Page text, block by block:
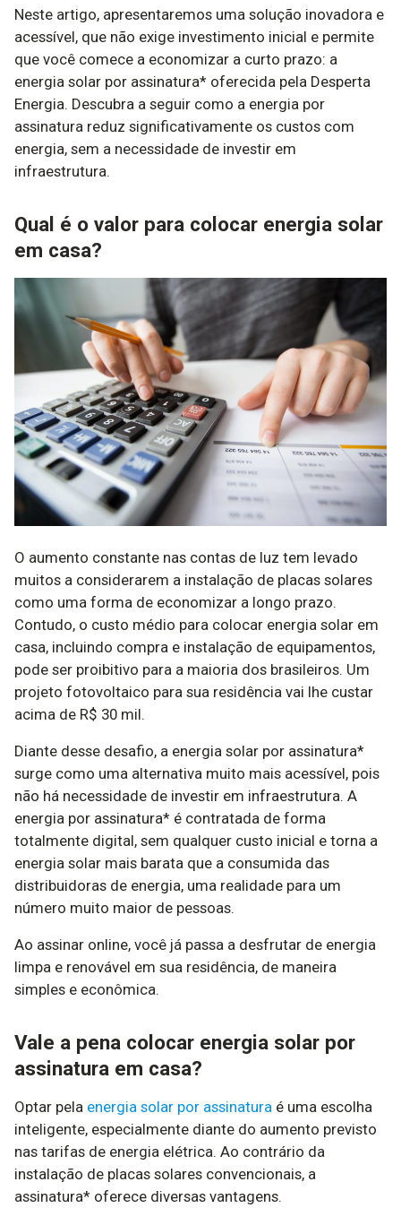
Neste artigo, apresentaremos uma solução inovadora e
acessível, que não exige investimento inicial e permite
que você comece a economizar a curto prazo: a
energia solar por assinatura* oferecida pela Desperta
Energia. Descubra a seguir como a energia por
assinatura reduz significativamente os custos com
energia, sem a necessidade de investir em
infraestrutura.
Qual é o valor para colocar energia solar
em casa?
O aumento constante nas contas de luz tem levado
muitos a considerarem a instalação de placas solares
como uma forma de economizar a longo prazo.
Contudo, o custo médio para colocar energia solar em
casa, incluindo compra e instalação de equipamentos,
pode ser proibitivo para a maioria dos brasileiros. Um
projeto fotovoltaico para sua residência vai lhe custar
acima de R$ 30 mil.
Diante desse desafio, a energia solar por assinatura*
surge como uma alternativa muito mais acessível, pois
não há necessidade de investir em infraestrutura. A
energia por assinatura* é contratada de forma
totalmente digital, sem qualquer custo inicial e torna a
energia solar mais barata que a consumida das
distribuidoras de energia, uma realidade para um
número muito maior de pessoas.
Ao assinar online, você já passa a desfrutar de energia
limpa e renovável em sua residência, de maneira
simples e econômica.
Vale a pena colocar energia solar por
assinatura em casa?
Optar pela energia solar por assinatura é uma escolha
inteligente, especialmente diante do aumento previsto
nas tarifas de energia elétrica. Ao contrário da
instalação de placas solares convencionais, a
assinatura* oferece diversas vantagens.